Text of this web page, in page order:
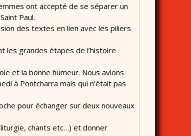
ont accepté de se séparer un
Paul.
des textes en lien avec les piliers
les grandes étapes de l’histoire
et la bonne humeur. Nous avions
à Pontcharra mais qui n’était pas
pour échanger sur deux nouveaux
chants etc…) et donner